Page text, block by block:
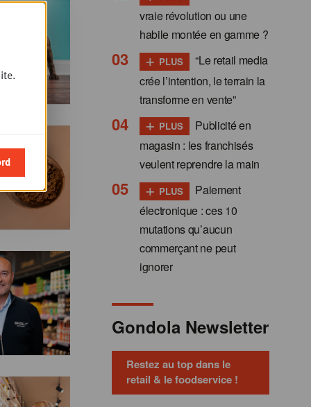
vraie révolution ou une
habile montée en gamme ?
+ PLUS
“Le retail media
crée l’intention, le terrain la
transforme en vente”
+ PLUS
Publicité en
magasin : les franchisés
veulent reprendre la main
+ PLUS
Paiement
électronique : ces 10
mutations qu’aucun
commerçant ne peut
ignorer
Gondola Newsletter
Restez au top dans le
retail & le foodservice !